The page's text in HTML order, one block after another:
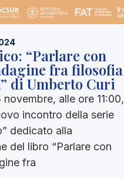
“Parlare con
fra filosofia
di Umberto Curi
alle ore 11:00,
incontro della serie
dedicato alla
del libro “Parlare con
fra